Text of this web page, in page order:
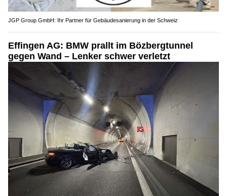
JGP Group GmbH: Ihr Partner für Gebäudesanierung in der Schweiz
Effingen AG: BMW prallt im Bözbergtunnel
gegen Wand – Lenker schwer verletzt